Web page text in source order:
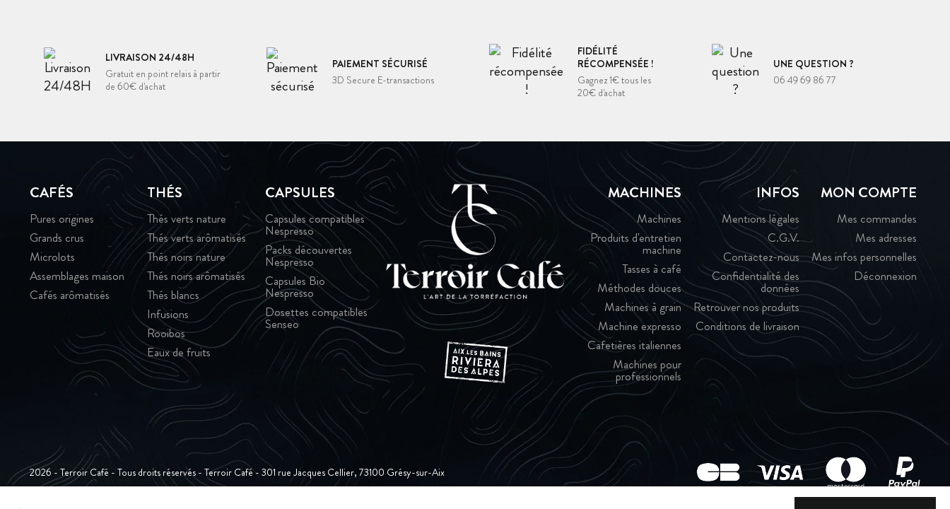
LIVRAISON 24/48H
Gratuit en point relais à partir
de 60€ d'achat
PAIEMENT SÉCURISÉ
3D Secure E-transactions
FIDÉLITÉ
RÉCOMPENSÉE !
Gagnez 1€ tous les
20€ d'achat
UNE QUESTION ?
06 49 69 86 77
CAFÉS
Pures origines
Grands crus
Microlots
Assemblages maison
Cafés arômatisés
THÉS
Thés verts nature
Thés verts arômatisés
Thés noirs nature
Thés noirs arômatisés
Thés blancs
Infusions
Rooibos
Eaux de fruits
CAPSULES
Capsules compatibles
Nespresso
Packs découvertes
Nespresso
Capsules Bio
Nespresso
Dosettes compatibles
Senseo
MACHINES
Machines
Produits d'entretien
machine
Tasses à café
Méthodes douces
Machines à grain
Machine expresso
Cafetières italiennes
Machines pour
professionnels
INFOS
Mentions légales
C.G.V.
Contactez-nous
Confidentialité des
données
Retrouver nos produits
Conditions de livraison
MON COMPTE
Mes commandes
Mes adresses
Mes infos personnelles
Déconnexion
2026 - Terroir Café - Tous droits réservés - Terroir Café - 301 rue Jacques Cellier, 73100 Grésy-sur-Aix